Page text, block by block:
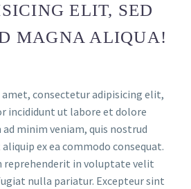
ELIT, SED
MAGNA ALIQUA!
consectetur adipisicing elit,
incididunt ut labore et dolore
minim veniam, quis nostrud
ex ea commodo consequat.
reprehenderit in voluptate velit
nulla pariatur. Excepteur sint